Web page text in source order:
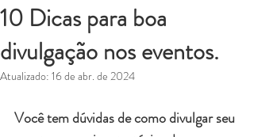
10 Dicas para boa
divulgação nos eventos.
Atualizado: 16 de abr. de 2024
Você tem dúvidas de como divulgar seu